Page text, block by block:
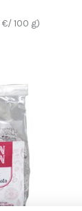
€/ 100 g)